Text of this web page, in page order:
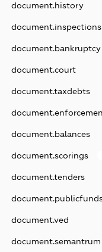
document.history
document.inspections
document.bankruptcy
document.court
document.taxdebts
document.balances
document.scorings
document.tenders
document.ved
document.semantrum